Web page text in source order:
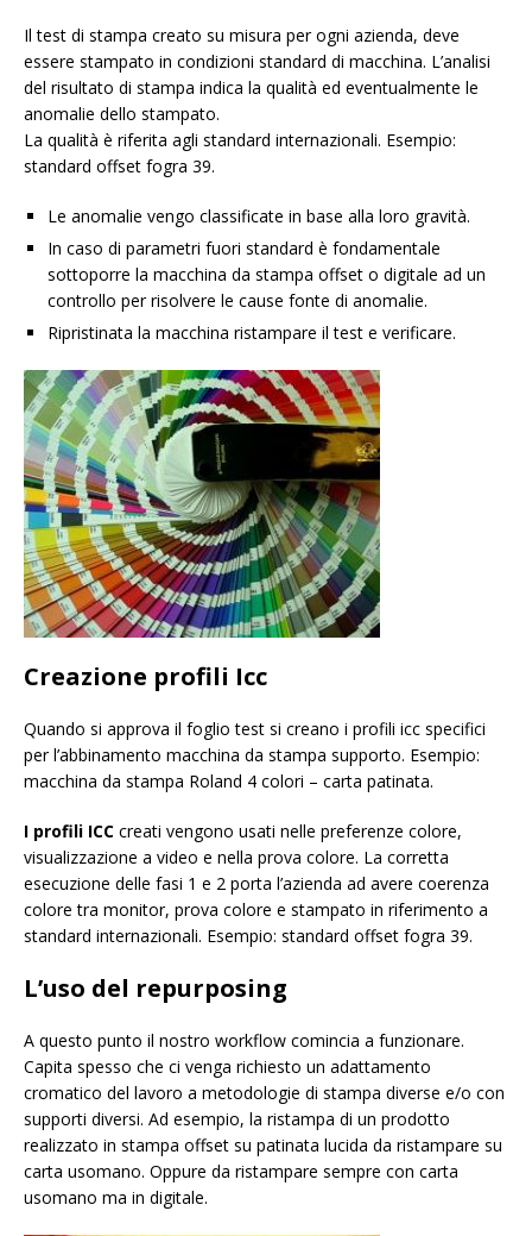
Il test di stampa creato su misura per ogni azienda, deve
essere stampato in condizioni standard di macchina. L’analisi
del risultato di stampa indica la qualità ed eventualmente le
anomalie dello stampato.
La qualità è riferita agli standard internazionali. Esempio:
standard offset fogra 39.
Le anomalie vengo classificate in base alla loro gravità.
In caso di parametri fuori standard è fondamentale
sottoporre la macchina da stampa offset o digitale ad un
controllo per risolvere le cause fonte di anomalie.
Ripristinata la macchina ristampare il test e verificare.
Creazione profili Icc
Quando si approva il foglio test si creano i profili icc specifici
per l’abbinamento macchina da stampa supporto. Esempio:
macchina da stampa Roland 4 colori – carta patinata.
I profili ICC creati vengono usati nelle preferenze colore,
visualizzazione a video e nella prova colore. La corretta
esecuzione delle fasi 1 e 2 porta l’azienda ad avere coerenza
colore tra monitor, prova colore e stampato in riferimento a
standard internazionali. Esempio: standard offset fogra 39.
L’uso del repurposing
A questo punto il nostro workflow comincia a funzionare.
Capita spesso che ci venga richiesto un adattamento
cromatico del lavoro a metodologie di stampa diverse e/o con
supporti diversi. Ad esempio, la ristampa di un prodotto
realizzato in stampa offset su patinata lucida da ristampare su
carta usomano. Oppure da ristampare sempre con carta
usomano ma in digitale.